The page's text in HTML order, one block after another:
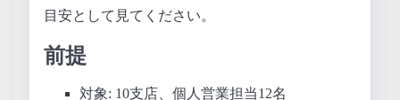
目安として見てください。
前提
対象: 10支店、個人営業担当12名